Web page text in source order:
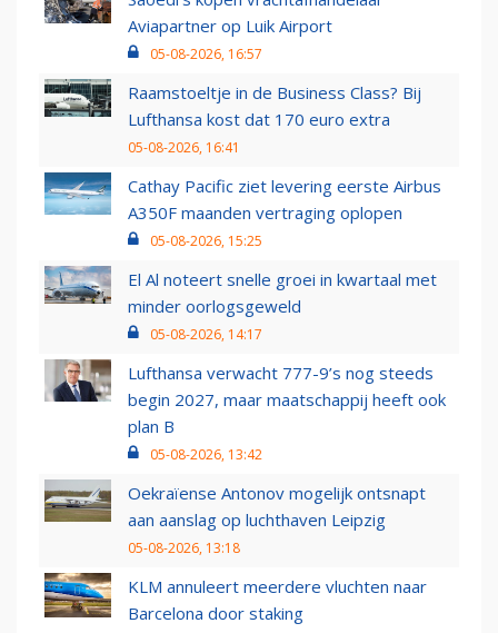
Aviapartner op Luik Airport
05-08-2026, 16:57
Raamstoeltje in de Business Class? Bij
Lufthansa kost dat 170 euro extra
05-08-2026, 16:41
Cathay Pacific ziet levering eerste Airbus
A350F maanden vertraging oplopen
05-08-2026, 15:25
El Al noteert snelle groei in kwartaal met
minder oorlogsgeweld
05-08-2026, 14:17
Lufthansa verwacht 777-9’s nog steeds
begin 2027, maar maatschappij heeft ook
plan B
05-08-2026, 13:42
Oekraïense Antonov mogelijk ontsnapt
aan aanslag op luchthaven Leipzig
05-08-2026, 13:18
KLM annuleert meerdere vluchten naar
Barcelona door staking